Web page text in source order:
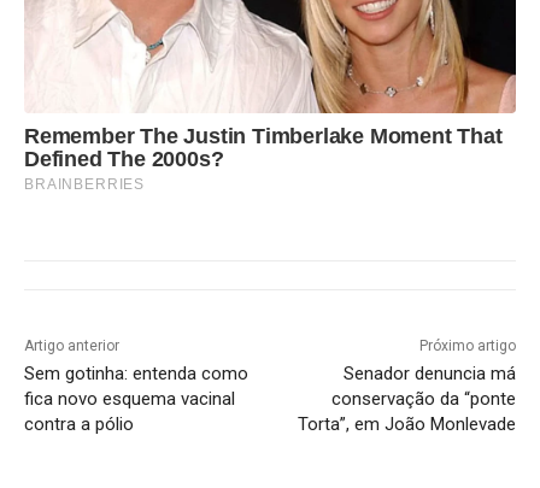
Remember The Justin Timberlake Moment That
Defined The 2000s?
BRAINBERRIES
Artigo anterior
Sem gotinha: entenda como
fica novo esquema vacinal
contra a pólio
Próximo artigo
Senador denuncia má
conservação da “ponte
Torta”, em João Monlevade